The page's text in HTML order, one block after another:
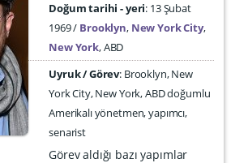
Doğum tarihi - yeri 13 Şubat
1969
Brooklyn, New York City,
New York,ABD
Uyruk / Görev: Brooklyn, New
York City, New York, ABD doğumlu
Amerikalı yönetmen, yapımcı,
senarist
Görev aldığı bazı yapımlar